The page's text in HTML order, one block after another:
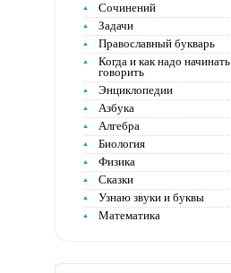
Сочинений
Задачи
Православный букварь
Когда и как надо начинать
говорить
Энциклопедии
Азбука
Алгебра
Биология
Физика
Сказки
Узнаю звуки и буквы
Математика